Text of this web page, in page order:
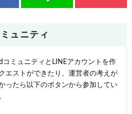
ュニティ
ミュニティとLINEアカウントを作
エストができたり、運営者の考えが
ったら以下のボタンから参加してい